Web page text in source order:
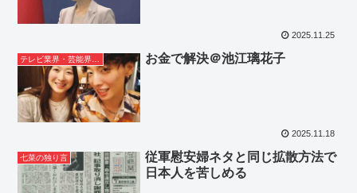
2025.11.25
テレビ業界・芸能界ネタ お金で解決＠池江璃花子
2025.11.18
七菜の独り言
従軍慰安婦ネタと同じ拡散方法で
日本人を苦しめる